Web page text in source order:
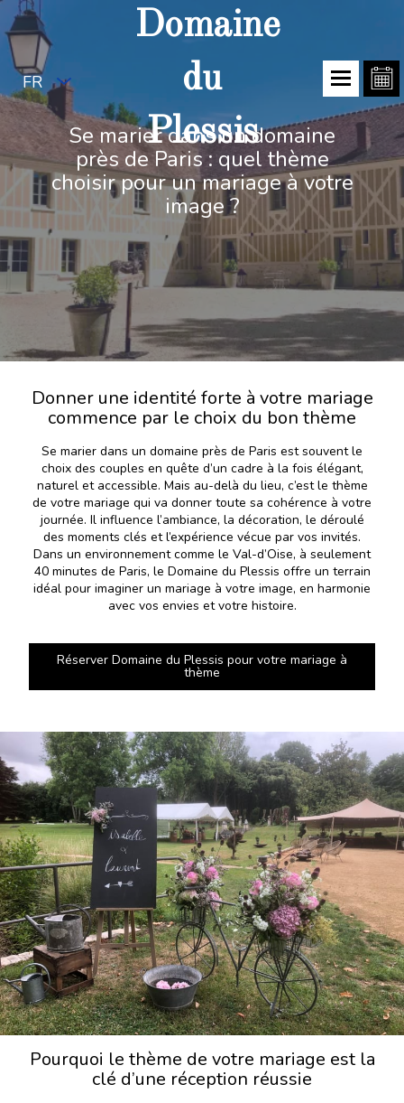
FR
Domaine
du
Plessis
Se marier dans un domaine
près de Paris : quel thème
choisir pour un mariage à votre
image ?
Donner une identité forte à votre mariage
commence par le choix du bon thème
Se marier dans un domaine près de Paris est souvent le
choix des couples en quête d’un cadre à la fois élégant,
naturel et accessible. Mais au-delà du lieu, c’est le thème
de votre mariage qui va donner toute sa cohérence à votre
journée. Il influence l’ambiance, la décoration, le déroulé
des moments clés et l’expérience vécue par vos invités.
Dans un environnement comme le Val-d’Oise, à seulement
40 minutes de Paris, le Domaine du Plessis offre un terrain
idéal pour imaginer un mariage à votre image, en harmonie
avec vos envies et votre histoire.
Réserver Domaine du Plessis pour votre mariage à
thème
Pourquoi le thème de votre mariage est la
clé d’une réception réussie